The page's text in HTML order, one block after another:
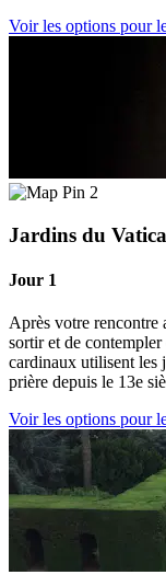
Voir les options pour
2
Jardins du
Jour 1
Après votre rencontre
sortir et de
cardinaux utilisent les
prière depuis le 13e
Voir les options pour